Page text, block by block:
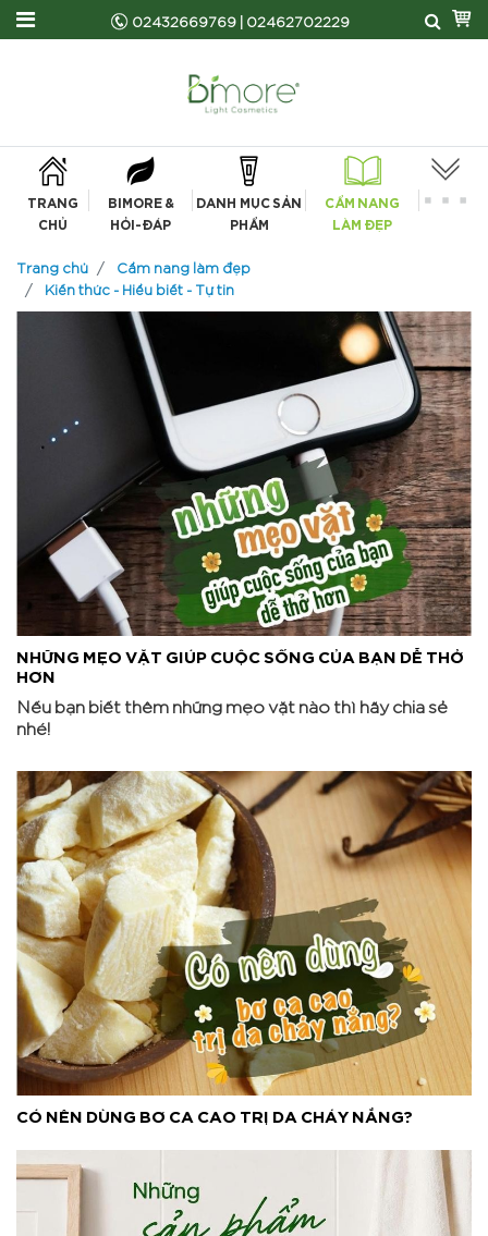
02432669769|02462702229
TRANG
CHỦ
BIMORE &
HỎI-ĐÁP
DANH MỤC SẢN
PHẨM
CẨM NANG
LÀM ĐẸP
Trang chủ Cẩm nang làm đẹp
Kiến thức - Hiểu biết - Tự tin
NHỮNG MẸO VẶT GIÚP CUỘC SỐNG CỦA BẠN DỄ THỞ
HƠN
Nếu bạn biết thêm những mẹo vặt nào thì hãy chia sẻ
nhé!
CÓ NÊN DÙNG BƠ CA CAO TRỊ DA CHÁY NẮNG?